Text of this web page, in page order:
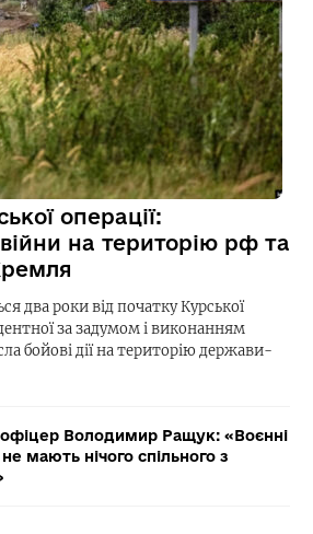
операції:
на територію рф та
два роки від початку Курської
за задумом і виконанням
бойові дії на територію держави-
офіцер Володимир Ращук: «Воєнні
мають нічого спільного з